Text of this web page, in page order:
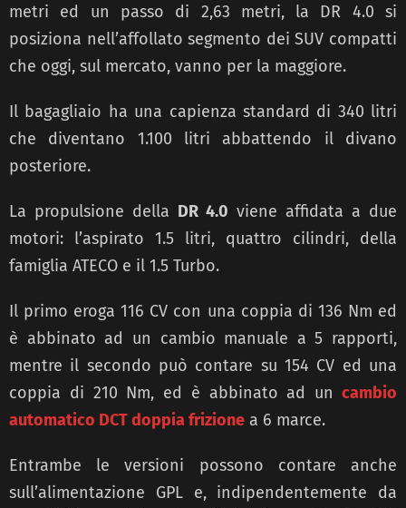
metri ed un passo di 2,63 metri, la DR 4.0 si
posiziona nell’affollato segmento dei SUV compatti
che oggi, sul mercato, vanno per la maggiore.
Il bagagliaio ha una capienza standard di 340 litri
che diventano 1.100 litri abbattendo il divano
posteriore.
La propulsione della DR 4.0 viene affidata a due
motori: l’aspirato 1.5 litri, quattro cilindri, della
famiglia ATECO e il 1.5 Turbo.
Il primo eroga 116 CV con una coppia di 136 Nm ed
è abbinato ad un cambio manuale a 5 rapporti,
mentre il secondo può contare su 154 CV ed una
coppia di 210 Nm, ed è abbinato ad un cambio
automatico DCT doppia frizione a 6 marce.
Entrambe le versioni possono contare anche
sull’alimentazione GPL e, indipendentemente da